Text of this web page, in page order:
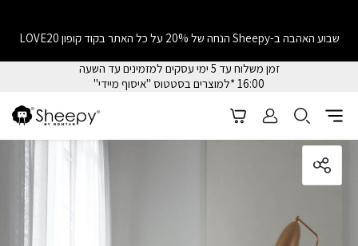
זמן משלוח עד 5 ימי עסקים למזמינים עד השעה
16:00 *למוצרים בסטטוס "איסוף מיידי"
שבוע האהבה ב-Sheepy הנחה של 20% על כל האתר בקוד קופון LOVE20